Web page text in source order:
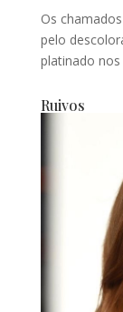
Os
pelo
platinado nos
Ruivos